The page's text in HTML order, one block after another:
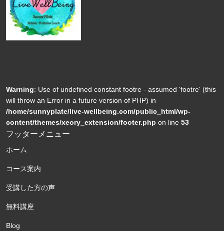
Warning: Use of undefined constant footre - assumed 'footre' (this
will throw an Error in a future version of PHP) in
/home/sunnyplate/live-wellbeing.com/public_html/wp-
content/themes/xeory_extension/footer.php on line 53
フッターメニュー
ホーム
コース案内
受講した方の声
無料講座
Blog